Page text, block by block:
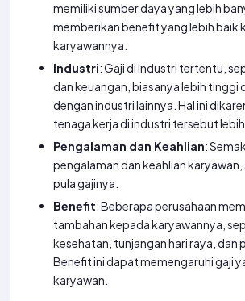
memiliki sumber daya yang lebih
memberikan benefit yang lebih baik
karyawannya.
Industri: Gaji di industri tertentu,
dan keuangan, biasanya lebih tinggi
dengan industri lainnya. Hal ini
tenaga kerja di industri tersebut
Pengalaman dan Keahlian:
pengalaman dan keahlian
pula gajinya.
Benefit: Beberapa perusahaan
tambahan kepada karyawannya,
kesehatan, tunjangan hari raya, dan
Benefit ini dapat memengaruhi gaji
karyawan.